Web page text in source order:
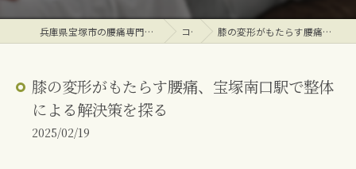
兵庫県宝塚市の腰痛専門整体院ならｎのレシピみんなの整体院 コラム 膝の変形がもたらす腰痛、宝塚南口駅で整体による解決策を探る
膝の変形がもたらす腰痛、宝塚南口駅で整体
による解決策を探る
2025/02/19